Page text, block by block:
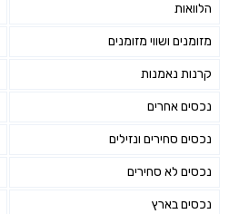
הלוואות
מזומנים ושווי מזומנים
קרנות נאמנות
נכסים אחרים
נכסים סחירים ונזילים
נכסים לא סחירים
נכסים בארץ